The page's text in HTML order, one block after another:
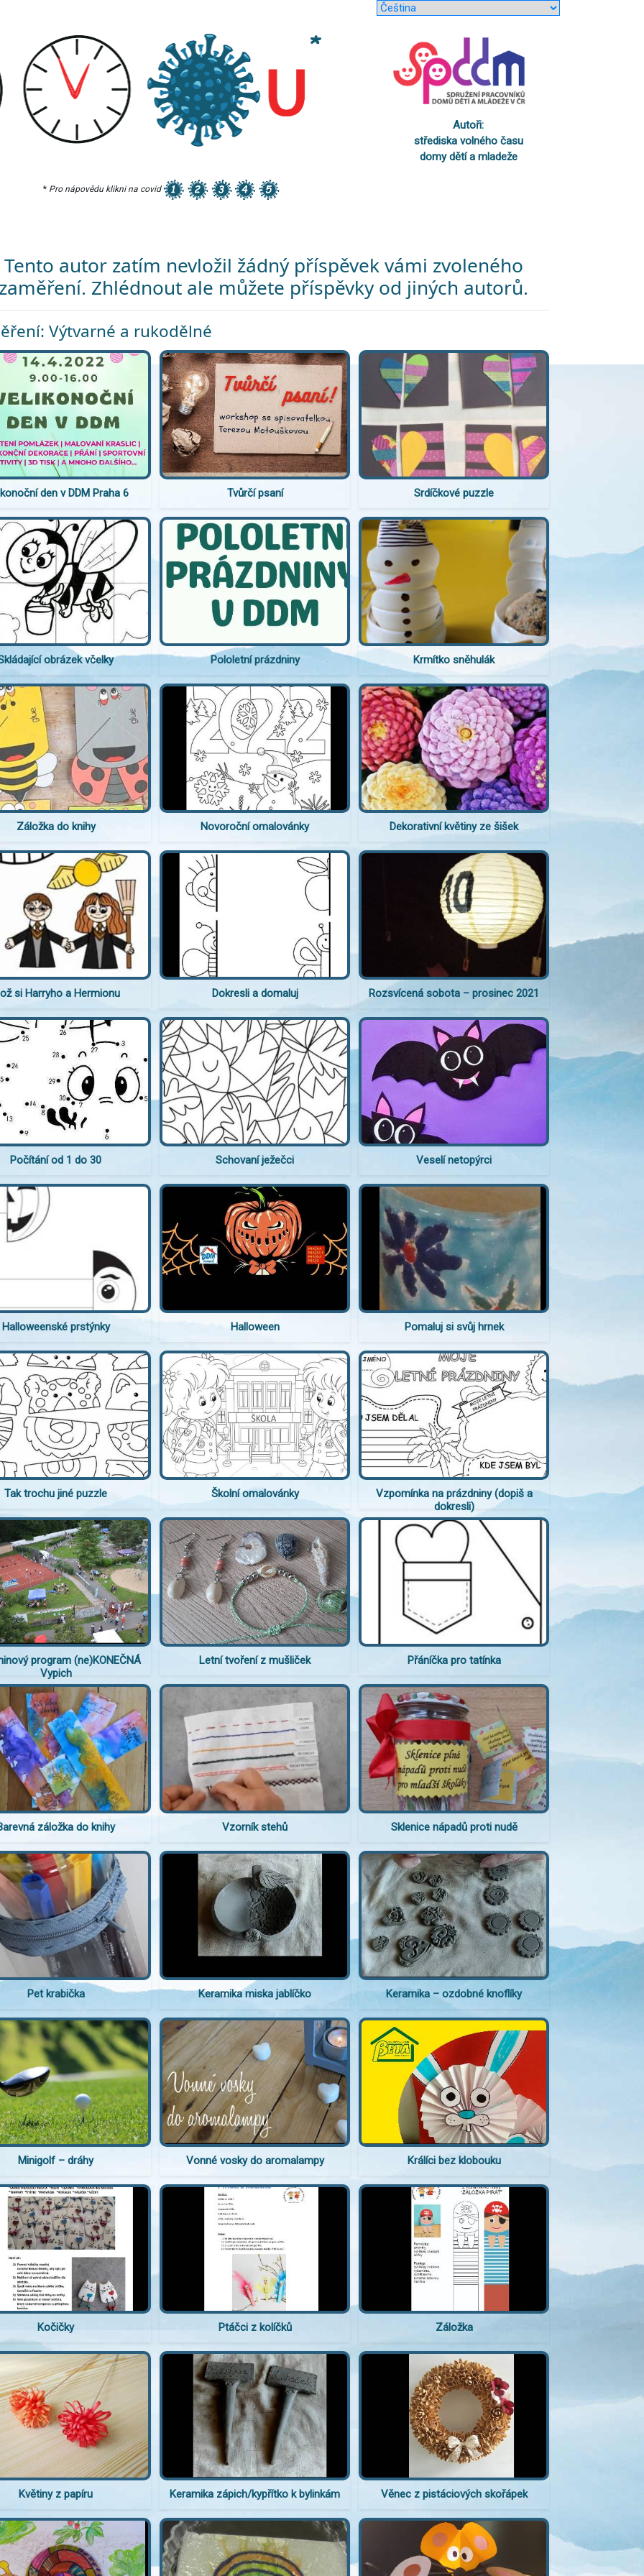
Autoři:
střediska volného času
domy dětí a mladeže
* Pro nápovědu klikni na covid
Tento autor zatím nevložil žádný příspěvek vámi zvoleného
Zhlédnout ale můžete příspěvky od jiných autorů.
Výtvarné a rukodělné
den v DDM Praha 6 Tvůrčí psaní Srdíčkové puzzle
obrázek včelky Pololetní prázdniny Krmítko sněhulák
Záložka do knihy Novoroční omalovánky Dekorativní květiny ze šišek
si Harryho a Hermionu Dokresli a domaluj Rozsvícená sobota – prosinec 2021
Počítání od 1 do 30 Schovaní ježečci Veselí netopýrci
Halloweenské prstýnky Halloween Pomaluj si svůj hrnek
Tak trochu jiné puzzle Školní omalovánky
Vzpomínka na prázdniny (dopiš a
dokresli)
program (ne)KONEČNÁ
Vypich
Letní tvoření z mušliček Přáníčka pro tatínka
záložka do knihy Vzorník stehů Sklenice nápadů proti nudě
Pet krabička Keramika miska jablíčko Keramika – ozdobné knoflíky
Minigolf – dráhy Vonné vosky do aromalampy Králíci bez klobouku
Kočičky Ptáčci z kolíčků Záložka
Květiny z papíru Keramika zápich/kypřítko k bylinkám Věnec z pistáciových skořápek